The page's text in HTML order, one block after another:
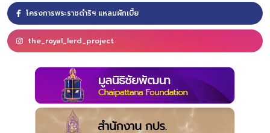
โครงการพระราชดำริฯ แหลมผักเบี้ย
the_royal_lerd_project